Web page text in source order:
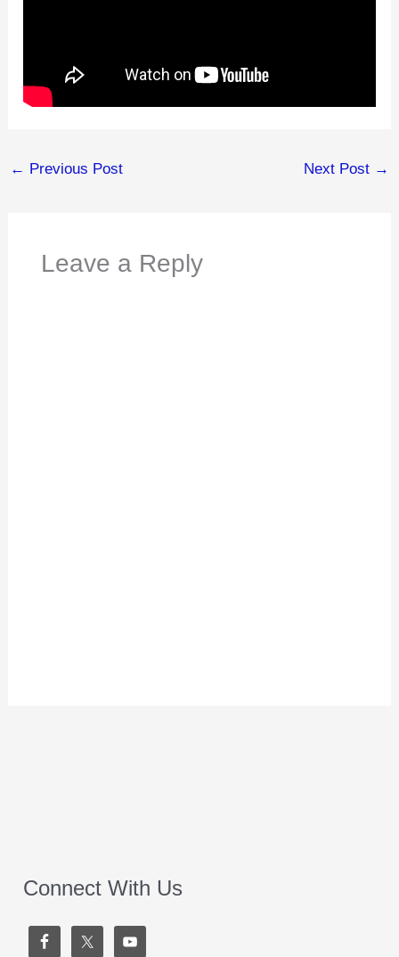
← Previous Post Next Post →
Leave a Reply
Connect With Us